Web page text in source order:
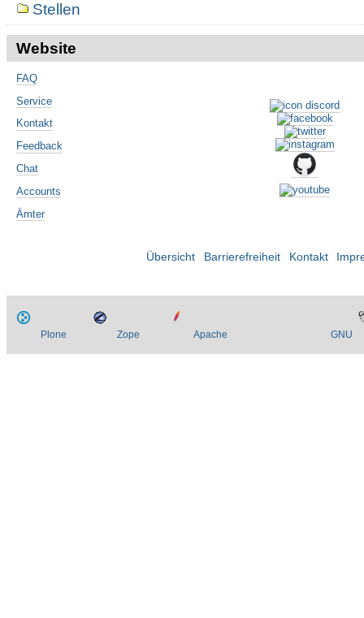
Stellen
Website
FAQ
Service
Kontakt
Feedback
Chat
Accounts
Ämter
Übersicht Barrierefreiheit Kontakt
Plone Zope Apache GNU